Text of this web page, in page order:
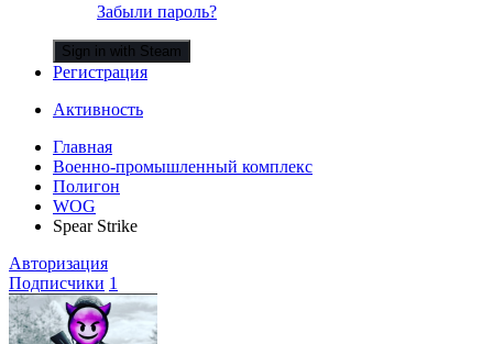
Забыли пароль?
Sign in with Steam
Регистрация
Активность
Главная
Военно-промышленный комплекс
Полигон
WOG
Spear Strike
Авторизация
Подписчики 1